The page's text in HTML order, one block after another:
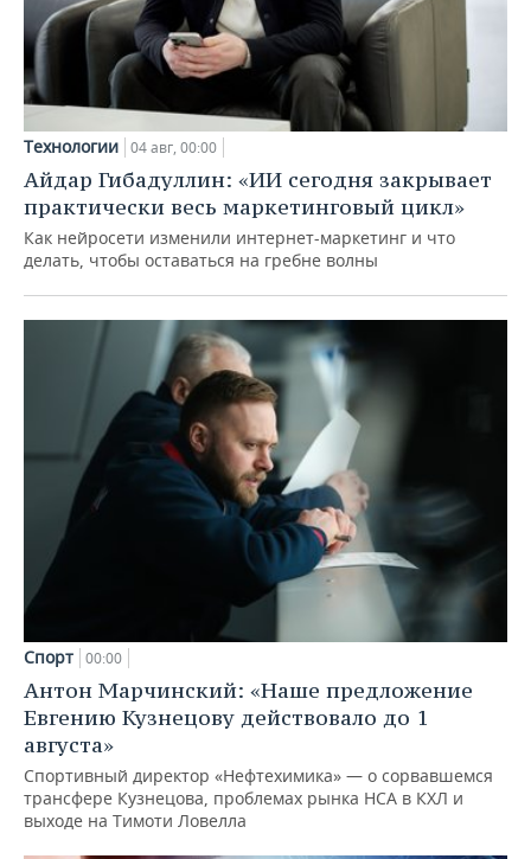
Технологии 04 авг, 00:00
Айдар Гибадуллин: «ИИ сегодня закрывает
практически весь маркетинговый цикл»
Как нейросети изменили интернет-маркетинг и что
делать, чтобы оставаться на гребне волны
Спорт 00:00
Антон Марчинский: «Наше предложение
Евгению Кузнецову действовало до 1
августа»
Спортивный директор «Нефтехимика» — о сорвавшемся
трансфере Кузнецова, проблемах рынка НСА в КХЛ и
выходе на Тимоти Ловелла